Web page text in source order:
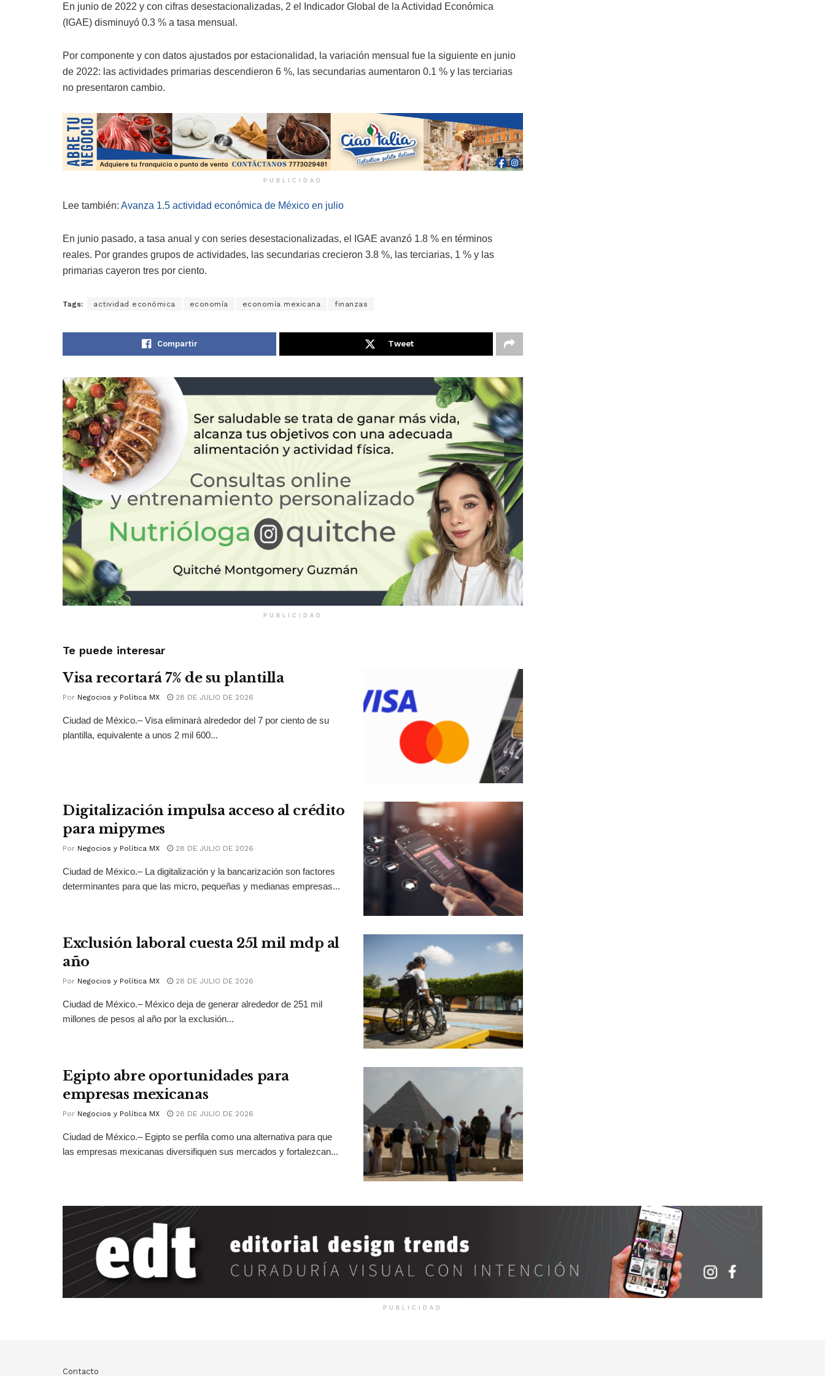
En junio de 2022 y con cifras desestacionalizadas, 2 el Indicador Global de la Actividad Económica
(IGAE) disminuyó 0.3 % a tasa mensual.
Por componente y con datos ajustados por estacionalidad, la variación mensual fue la siguiente en junio
de 2022: las actividades primarias descendieron 6 %, las secundarias aumentaron 0.1 % y las terciarias
no presentaron cambio.
PUBLICIDAD
Lee también: Avanza 1.5 actividad económica de México en julio
En junio pasado, a tasa anual y con series desestacionalizadas, el IGAE avanzó 1.8 % en términos
reales. Por grandes grupos de actividades, las secundarias crecieron 3.8 %, las terciarias, 1 % y las
primarias cayeron tres por ciento.
Tags: actividad económica economía economía mexicana finanzas
Compartir Tweet
PUBLICIDAD
Te puede interesar
Visa recortará 7% de su plantilla
Por Negocios y Política MX 28 DE JULIO DE 2026
Ciudad de México.– Visa eliminará alrededor del 7 por ciento de su
plantilla, equivalente a unos 2 mil 600...
Digitalización impulsa acceso al crédito
para mipymes
Por Negocios y Política MX 28 DE JULIO DE 2026
Ciudad de México.– La digitalización y la bancarización son factores
determinantes para que las micro, pequeñas y medianas empresas...
Exclusión laboral cuesta 251 mil mdp al
año
Por Negocios y Política MX 28 DE JULIO DE 2026
Ciudad de México.– México deja de generar alrededor de 251 mil
millones de pesos al año por la exclusión...
Egipto abre oportunidades para
empresas mexicanas
Por Negocios y Política MX 28 DE JULIO DE 2026
Ciudad de México.– Egipto se perfila como una alternativa para que
las empresas mexicanas diversifiquen sus mercados y fortalezcan...
PUBLICIDAD
Contacto